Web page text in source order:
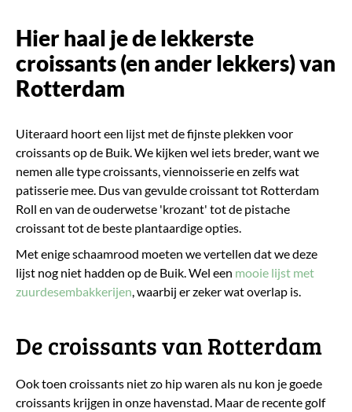
Hier haal je de lekkerste
croissants (en ander lekkers) van
Rotterdam
Uiteraard hoort een lijst met de fijnste plekken voor
croissants op de Buik. We kijken wel iets breder, want we
nemen alle type croissants, viennoisserie en zelfs wat
patisserie mee. Dus van gevulde croissant tot Rotterdam
Roll en van de ouderwetse 'krozant' tot de pistache
croissant tot de beste plantaardige opties.
Met enige schaamrood moeten we vertellen dat we deze
lijst nog niet hadden op de Buik. Wel een mooie lijst met
zuurdesembakkerijen, waarbij er zeker wat overlap is.
De croissants van Rotterdam
Ook toen croissants niet zo hip waren als nu kon je goede
croissants krijgen in onze havenstad. Maar de recente golf